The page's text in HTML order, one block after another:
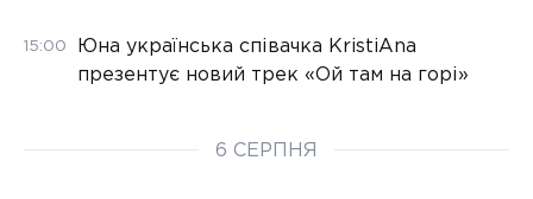
15:00
Юна українська співачка KristiAna
презентує новий трек «Ой там на горі»
6 СЕРПНЯ